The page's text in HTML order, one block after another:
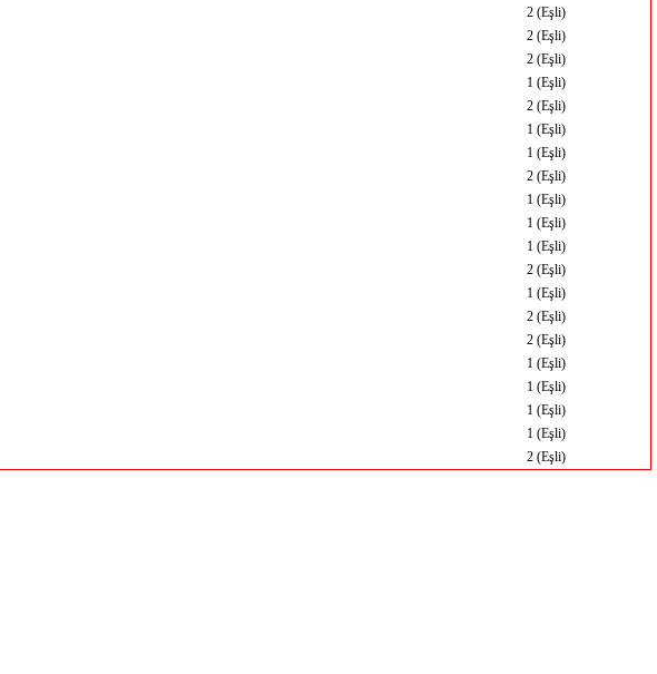
2 (Eşli)
2 (Eşli)
2 (Eşli)
1 (Eşli)
2 (Eşli)
1 (Eşli)
1 (Eşli)
2 (Eşli)
1 (Eşli)
1 (Eşli)
1 (Eşli)
2 (Eşli)
1 (Eşli)
2 (Eşli)
2 (Eşli)
1 (Eşli)
1 (Eşli)
1 (Eşli)
1 (Eşli)
2 (Eşli)